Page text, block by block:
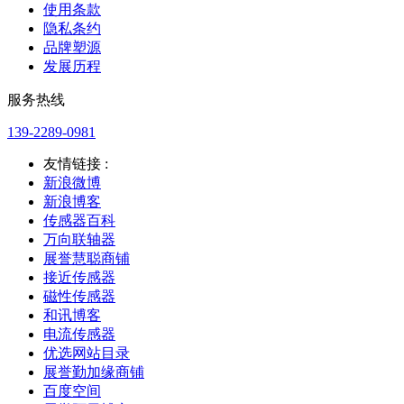
使用条款
隐私条约
品牌塑源
发展历程
服务热线
139-2289-0981
友情链接 :
新浪微博
新浪博客
传感器百科
万向联轴器
展誉慧聪商铺
接近传感器
磁性传感器
和讯博客
电流传感器
优选网站目录
展誉勤加缘商铺
百度空间